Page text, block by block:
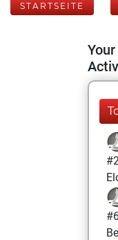
STARTSEITE